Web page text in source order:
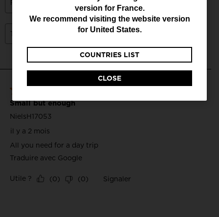
are
website
version
for
France
We
recommend
visiting
the
version for France.
We recommend visiting the website version
for United States.
COUNTRIES LIST
CLOSE